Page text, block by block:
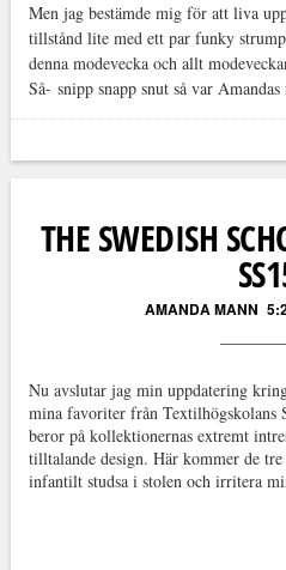
Men jag bestämde mig för att liva
tillstånd lite med ett par funky
denna modevecka och allt
Så- snipp snapp snut så var Amandas
THE SWEDISH
AMANDA MANN
Nu avslutar jag min uppdatering
mina favoriter från Textilhögskolans
beror på kollektionernas extremt
tilltalande design. Här kommer de
infantilt studsa i stolen och irritera